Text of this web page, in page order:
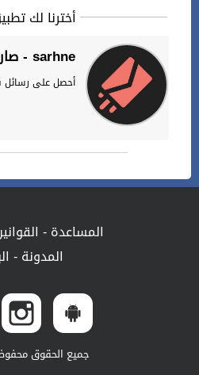
أخترنا لك
صارحني - sarhne
أحصل على رسائل
المساعدة-
المدونة-
جميع الحقوق محفوظة